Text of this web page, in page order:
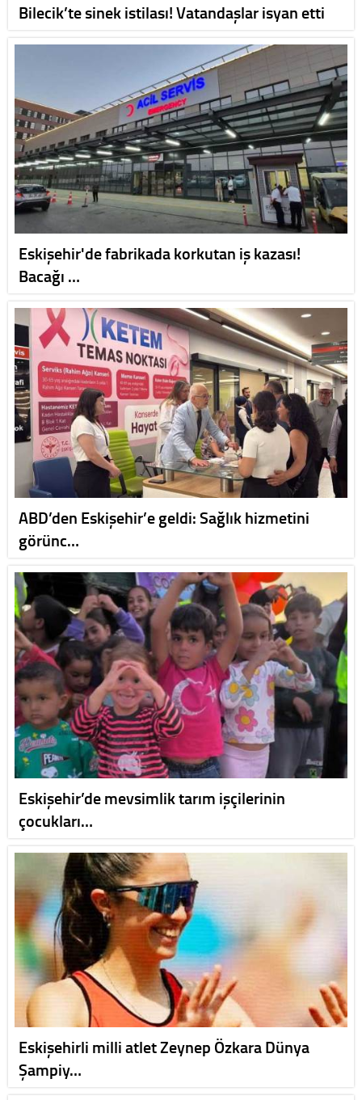
Bilecik’te sinek istilası! Vatandaşlar isyan etti
Eskişehir'de fabrikada korkutan iş kazası!
Bacağı …
ABD’den Eskişehir’e geldi: Sağlık hizmetini
görünc…
Eskişehir’de mevsimlik tarım işçilerinin
çocukları…
Eskişehirli milli atlet Zeynep Özkara Dünya
Şampiy…